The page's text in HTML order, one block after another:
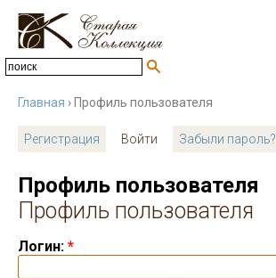
Главная › Профиль пользователя
Регистрация Войти Забыли пароль?
Профиль пользователя
Профиль пользователя
Логин: *